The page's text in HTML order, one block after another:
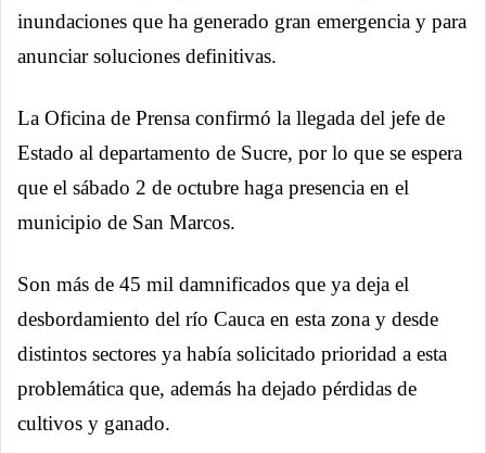
inundaciones que ha generado gran emergencia y para
anunciar soluciones definitivas.
La Oficina de Prensa confirmó la llegada del jefe de
Estado al departamento de Sucre, por lo que se espera
que el sábado 2 de octubre haga presencia en el
municipio de San Marcos.
Son más de 45 mil damnificados que ya deja el
desbordamiento del río Cauca en esta zona y desde
distintos sectores ya había solicitado prioridad a esta
problemática que, además ha dejado pérdidas de
cultivos y ganado.